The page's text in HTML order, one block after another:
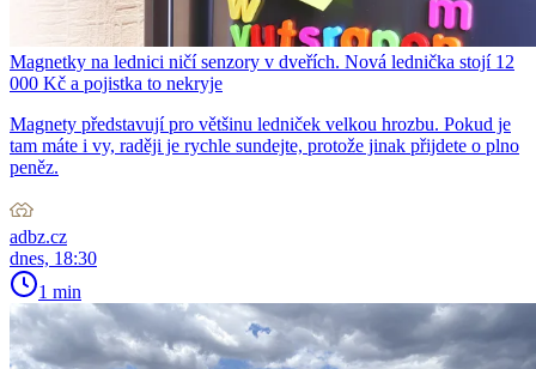
Magnetky na lednici ničí senzory v dveřích. Nová lednička stojí 12
000 Kč a pojistka to nekryje
Magnety představují pro většinu ledniček velkou hrozbu. Pokud je
tam máte i vy, raději je rychle sundejte, protože jinak přijdete o plno
peněz.
adbz.cz
dnes, 18:30
1 min